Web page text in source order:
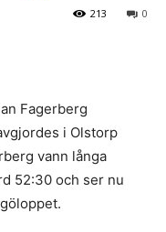
0
213
Fagerberg
i Olstorp
vann långa
52:30 och ser nu